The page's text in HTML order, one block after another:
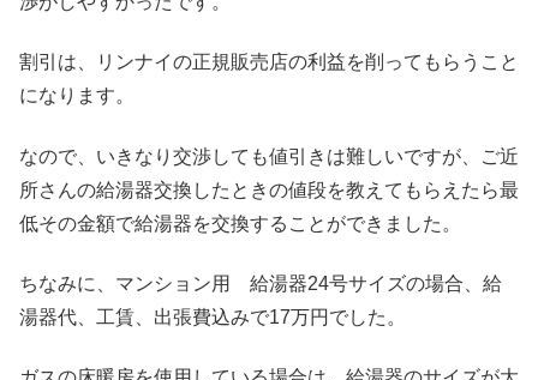
割引は、リンナイの正規販売店の利益を削ってもらうこと
になります。
なので、いきなり交渉しても値引きは難しいですが、ご近
所さんの給湯器交換したときの値段を教えてもらえたら最
低その金額で給湯器を交換することができました。
ちなみに、マンション用 給湯器24号サイズの場合、給
湯器代、工賃、出張費込みで17万円でした。